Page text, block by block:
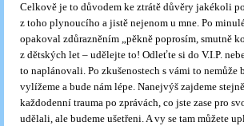
Celkově je to důvodem ke ztrátě důvěry jakékoli
z toho plynoucího a jistě nejenom u mne. Po
opakoval zdůrazněním „pěkně poprosím, smutně
z dětských let – udělejte to! Odleťte si do V.I.P.
to naplánovali. Po zkušenostech s vámi to
vylížeme a bude nám lépe. Nanejvýš zajdeme
každodenní trauma po zprávách, co jste zase pro
udělali, ale budeme ušetřeni. A vy se tam můžete